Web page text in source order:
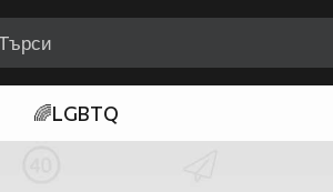
🌈LGBTQ